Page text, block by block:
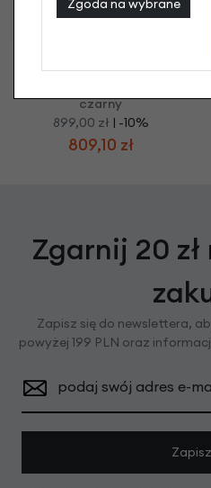
czarny
899,00 zł | -10%
809,10 zł
Zgarnij 20
Zapisz się do newslettera,
powyżej 199 PLN oraz
podaj swój adres e-
Zgoda na wybrane